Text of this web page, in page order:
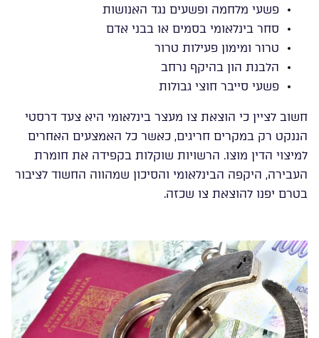
פשעי מלחמה ופשעים נגד האנושות
סחר בינלאומי בסמים או בבני אדם
טרור ומימון פעילות טרור
הלבנת הון בהיקף נרחב
פשעי סייבר חוצי גבולות
חשוב לציין כי הוצאת צו מעצר בינלאומי היא צעד דרסטי
הננקט רק במקרים חריגים, כאשר כל האמצעים האחרים
למיצוי הדין מוצו. הרשויות שוקלות בקפידה את חומרת
העבירה, היקפה הבינלאומי והסיכון שמהווה החשוד לציבור
בטרם יפנו להוצאת צו שכזה.